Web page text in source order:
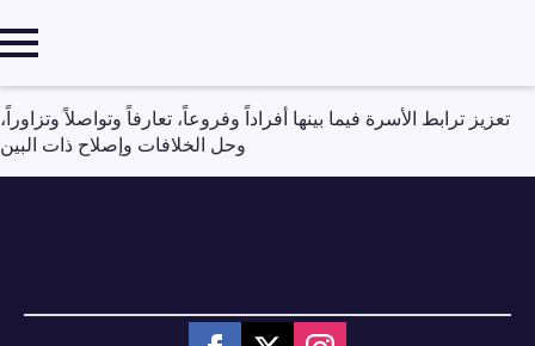
تعزيز ترابط الأسرة فيما بينها أفراداً وفروعاً، تعارفاً وتواصلاً وتزاوراً،
وحل الخلافات وإصلاح ذات البين